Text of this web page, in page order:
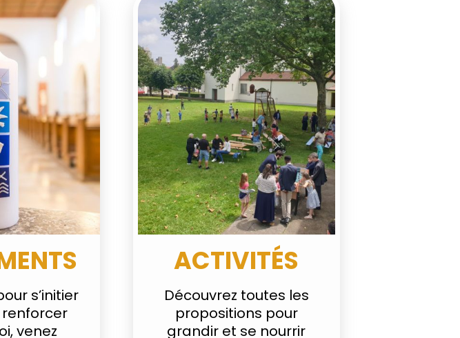
s’initier
venez
ACTIVITÉS
Découvrez toutes les
propositions pour
grandir et se nourrir